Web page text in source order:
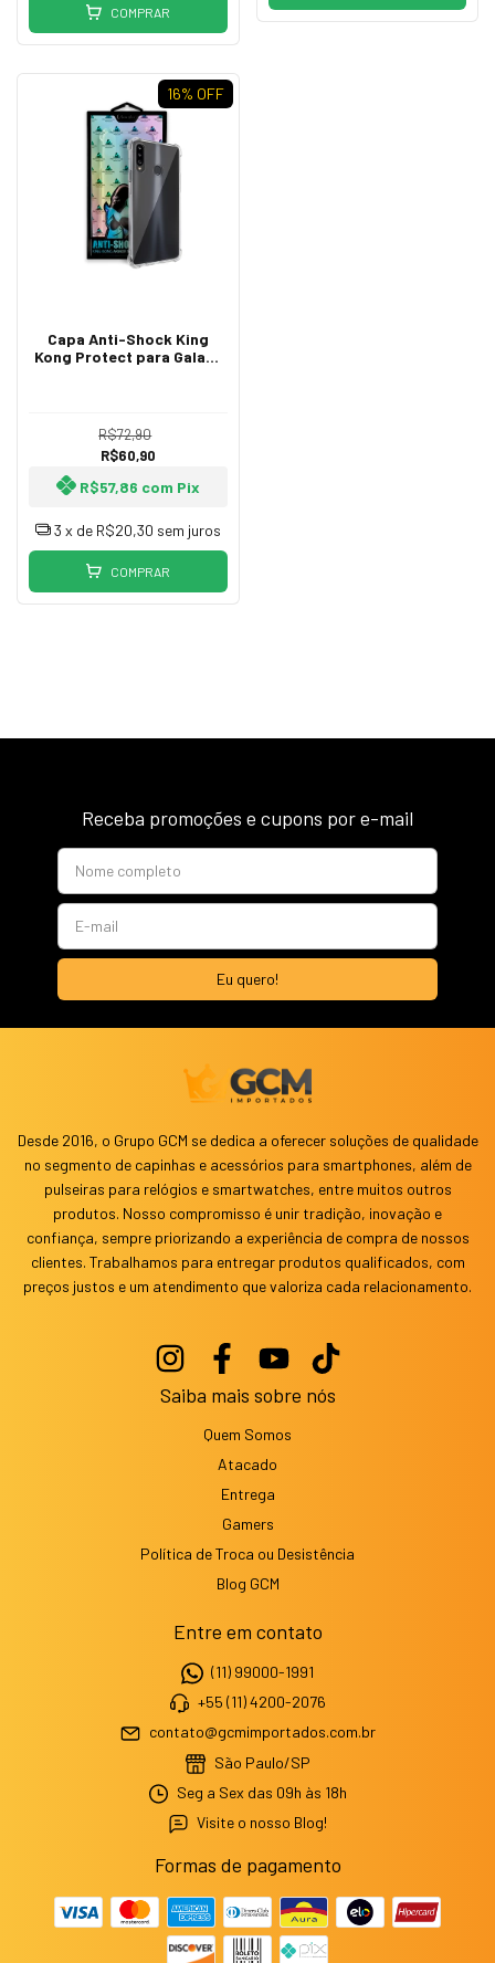
COMPRAR
16% OFF
Capa Anti-Shock King
Kong Protect para Galaxy
R$72,90
R$60,90
R$57,86 com Pix
3 x de R$20,30 sem juros
COMPRAR
Receba promoções e cupons por e-mail
Desde 2016, o Grupo GCM se dedica a oferecer soluções de qualidade
no segmento de capinhas e acessórios para smartphones, além de
pulseiras para relógios e smartwatches, entre muitos outros
produtos. Nosso compromisso é unir tradição, inovação e
confiança, sempre priorizando a experiência de compra de nossos
clientes. Trabalhamos para entregar produtos qualificados, com
preços justos e um atendimento que valoriza cada relacionamento.
Saiba mais sobre nós
Quem Somos
Atacado
Entrega
Gamers
Política de Troca ou Desistência
Blog GCM
Entre em contato
(11) 99000-1991
+55 (11) 4200-2076
contato@gcmimportados.com.br
São Paulo/SP
Seg a Sex das 09h às 18h
Visite o nosso Blog!
Formas de pagamento